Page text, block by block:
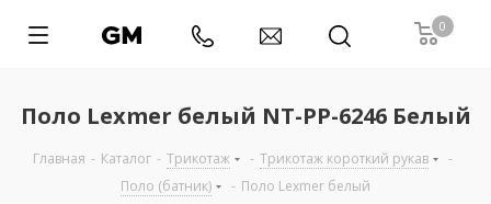
0
Поло Lexmer белый NT-PP-6246 Белый
Главная - Каталог - Трикотаж - Трикотаж короткий рукав
-
Поло (батник)
- Поло Lexmer белый